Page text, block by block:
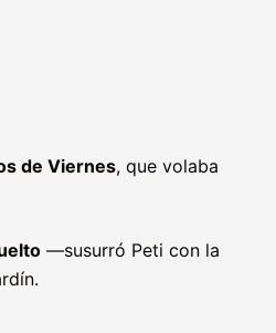
de Viernes, que volaba
—susurró Peti con la